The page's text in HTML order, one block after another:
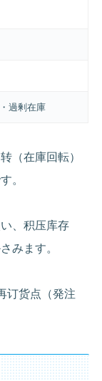
過剰在庫
（在庫回転）
。
、积压库存
みます。
订货点（発注